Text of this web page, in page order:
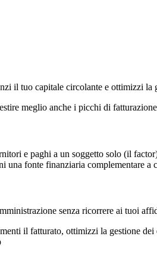
il tuo capitale circolante e ottimizzi la
meglio anche i picchi di
e paghi a un soggetto solo (il
una fonte finanziaria complementare
senza ricorrere ai tuoi
il fatturato, ottimizzi la gestione